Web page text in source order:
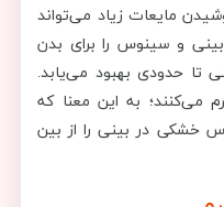
مایعات زیاد می‌تواند
و سینوس را برای بدن
تا حدودی بهبود می‌یابد.
می‌کنند؛ به این معنا که
خشکی در بینی را از بین